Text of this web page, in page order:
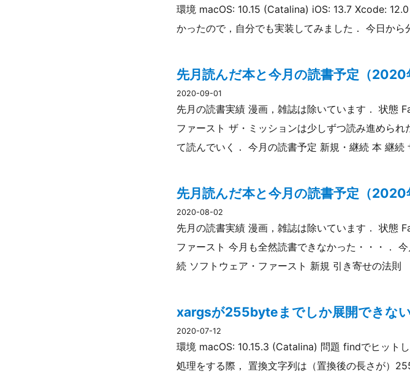
環境 macOS: 10.15 (Catalina) iOS: 13.7 Xcode:
かったので，自分でも実装してみました． 今日か
先月読んだ本と今月の読書予定（2020
2020-09-01
先月の読書実績 漫画，雑誌は除いています． 状態
ファースト ザ・ミッションは少しずつ読み進めら
て読んでいく． 今月の読書予定 新規・継続 本 継続
先月読んだ本と今月の読書予定（2020
2020-08-02
先月の読書実績 漫画，雑誌は除いています． 状態
ファースト 今月も全然読書できなかった・・・．
続 ソフトウェア・ファースト 新規 引き寄せの法則
xargsが255byteまでしか展開できな
2020-07-12
環境 macOS: 10.15.3 (Catalina) 問題 findでヒット
処理をする際， 置換文字列は（置換後の長さが）